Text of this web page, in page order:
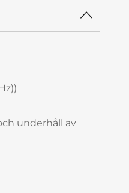
underhåll av